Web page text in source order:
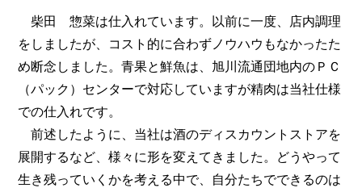
柴田 惣菜は仕入れています。以前に一度、店内調理
をしましたが、コスト的に合わずノウハウもなかったた
め断念しました。青果と鮮魚は、旭川流通団地内のＰＣ
（パック）センターで対応していますが精肉は当社仕様
での仕入れです。
前述したように、当社は酒のディスカウントストアを
展開するなど、様々に形を変えてきました。どうやって
生き残っていくかを考える中で、自分たちでできるのは